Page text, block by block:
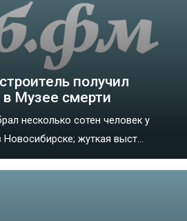
получил
в Музее смерти
несколько сотен человек у
жуткая выст...